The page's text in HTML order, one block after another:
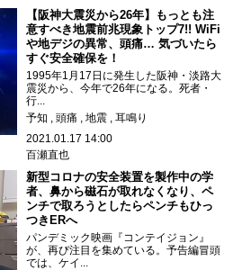
【阪神大震災から26年】もっとも注
意すべき地震前兆現象トップ7!! WiFi
や地デジの異常、頭痛… 気づいたら
すぐ安全確保を！
1995年1月17日に発生した阪神・淡路大
震災から、今年で26年になる。死者・
行...
予知
頭痛 地震
耳鳴り
2021.01.17 14:00
百瀬直也
新型コロナの安全装置を製作中の学
者、鼻から磁石が取れなくなり、ペ
ンチで取ろうとしたらペンチもひっ
つきERへ
パンデミック映画『コンテイジョン』
が、再び注目を集めている。予告編冒頭
では、ケイ...